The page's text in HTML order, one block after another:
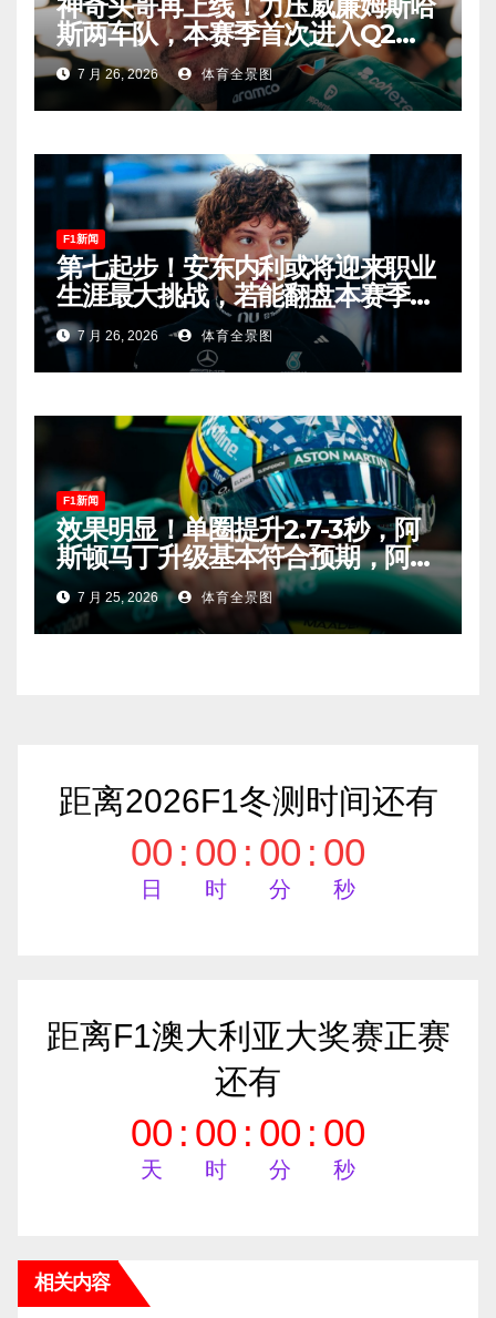
斯两车队，本赛季首次进入Q2，
车迷终于扬眉吐气！
7 月 26, 2026 体育全景图
F1新闻
第七起步！安东内利或将迎来职业
生涯最大挑战，若能翻盘本赛季争
冠有望！
7 月 26, 2026 体育全景图
F1新闻
效果明显！单圈提升2.7-3秒，阿
斯顿马丁升级基本符合预期，阿隆
索有望在匈牙利进入Q2！
7 月 25, 2026 体育全景图
距离2026F1冬测时间还有
00
日
: 00
时
: 00
分
: 00
秒
距离F1澳大利亚大奖赛正赛
还有
00
天
: 00
时
: 00
分
: 00
秒
相关内容